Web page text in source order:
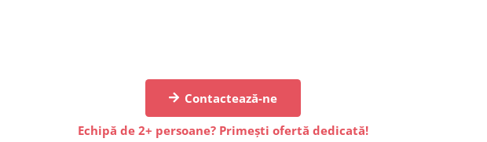
Contactează-ne
Echipă de 2+ persoane? Primești ofertă dedicată!